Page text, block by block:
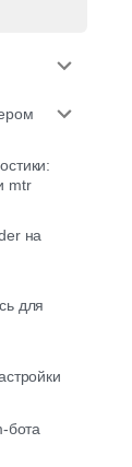
mtr
бота